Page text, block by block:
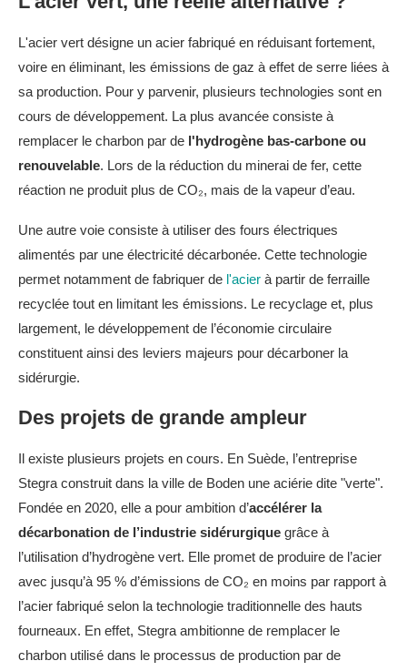
L'acier vert désigne un acier fabriqué en réduisant fortement,
voire en éliminant, les émissions de gaz à effet de serre liées à
sa production. Pour y parvenir, plusieurs technologies sont en
cours de développement. La plus avancée consiste à
remplacer le charbon par de l'hydrogène bas-carbone ou
renouvelable. Lors de la réduction du minerai de fer, cette
réaction ne produit plus de CO₂, mais de la vapeur d’eau.
Une autre voie consiste à utiliser des fours électriques
alimentés par une électricité décarbonée. Cette technologie
permet notamment de fabriquer de l'acier à partir de ferraille
recyclée tout en limitant les émissions. Le recyclage et, plus
largement, le développement de l’économie circulaire
constituent ainsi des leviers majeurs pour décarboner la
sidérurgie.
Des projets de grande ampleur
Il existe plusieurs projets en cours. En Suède, l’entreprise
Stegra construit dans la ville de Boden une aciérie dite "verte".
Fondée en 2020, elle a pour ambition d’accélérer la
décarbonation de l’industrie sidérurgique grâce à
l’utilisation d’hydrogène vert. Elle promet de produire de l’acier
avec jusqu’à 95 % d’émissions de CO₂ en moins par rapport à
l’acier fabriqué selon la technologie traditionnelle des hauts
fourneaux. En effet, Stegra ambitionne de remplacer le
charbon utilisé dans le processus de production par de